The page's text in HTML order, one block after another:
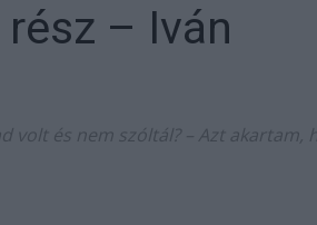
– Iván
volt és nem szóltál? – Azt akartam,